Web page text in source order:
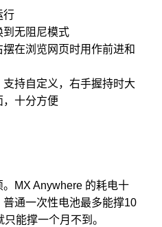
行
到无阻尼模式
在浏览网页时用作前进和
持自定义，右手握持时大
，十分方便
MX Anywhere 的耗电十
通一次性电池最多能撑10
能撑一个月不到。